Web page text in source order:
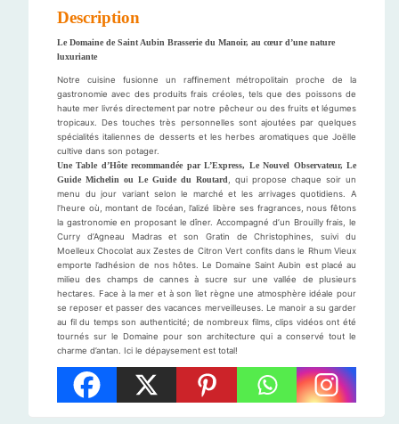
Description
Le Domaine de Saint Aubin Brasserie du Manoir, au cœur d’une nature
luxuriante
Notre cuisine fusionne un raffinement métropolitain proche de la
gastronomie avec des produits frais créoles, tels que des poissons de
haute mer livrés directement par notre pêcheur ou des fruits et légumes
tropicaux. Des touches très personnelles sont ajoutées par quelques
spécialités italiennes de desserts et les herbes aromatiques que Joëlle
cultive dans son potager.
Une Table d’Hôte recommandée par L’Express, Le Nouvel Observateur, Le
Guide Michelin ou Le Guide du Routard , qui propose chaque soir un
menu du jour variant selon le marché et les arrivages quotidiens. A
l’heure où, montant de l’océan, l’alizé libère ses fragrances, nous fêtons
la gastronomie en proposant le dîner. Accompagné d’un Brouilly frais, le
Curry d’Agneau Madras et son Gratin de Christophines, suivi du
Moelleux Chocolat aux Zestes de Citron Vert confits dans le Rhum Vieux
emporte l’adhésion de nos hôtes. Le Domaine Saint Aubin est placé au
milieu des champs de cannes à sucre sur une vallée de plusieurs
hectares. Face à la mer et à son îlet règne une atmosphère idéale pour
se reposer et passer des vacances merveilleuses. Le manoir a su garder
au fil du temps son authenticité; de nombreux films, clips vidéos ont été
tournés sur le Domaine pour son architecture qui a conservé tout le
charme d’antan. Ici le dépaysement est total!